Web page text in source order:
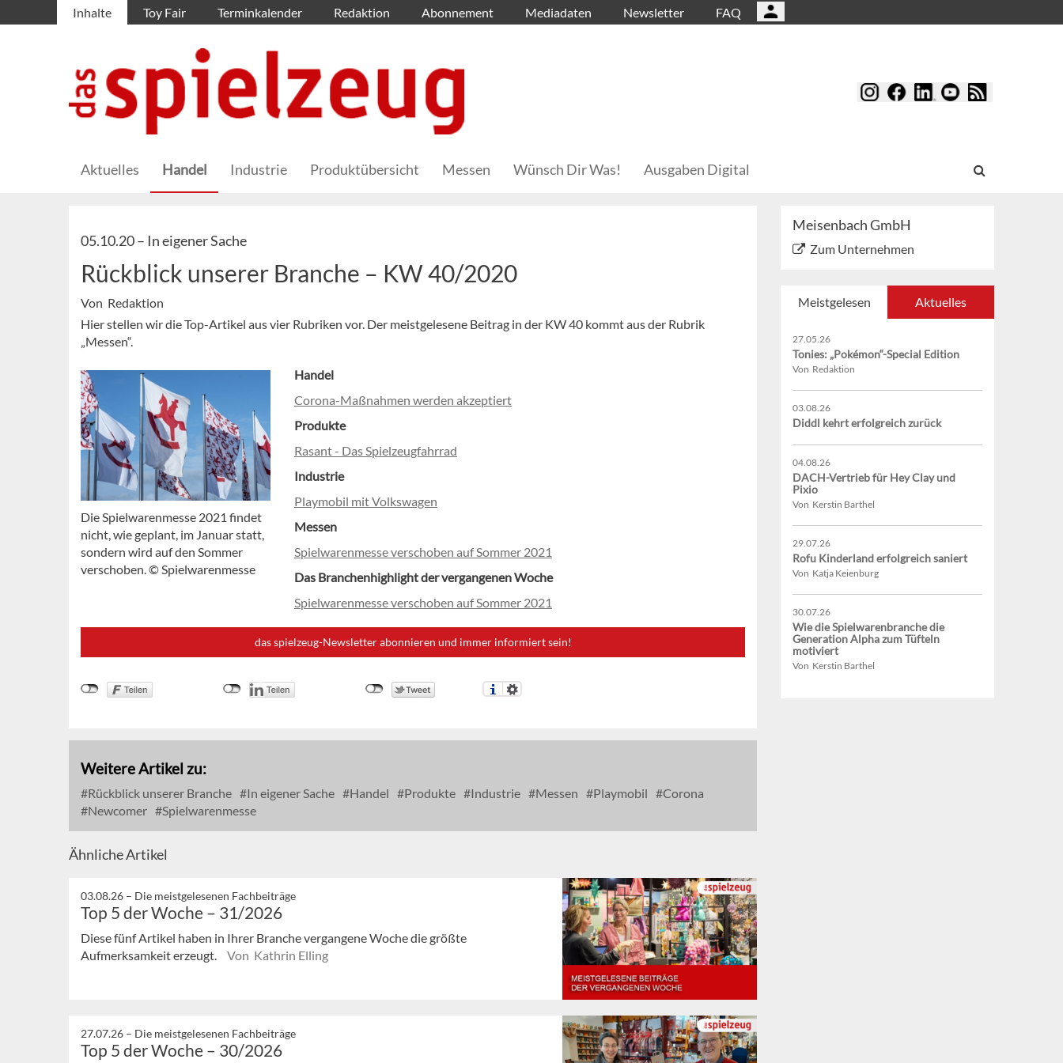
Inhalte Toy Fair Terminkalender Redaktion Abonnement Mediadaten Newsletter FAQ
Aktuelles Handel Industrie Produktübersicht Messen Wünsch Dir Was! Ausgaben Digital
05.10.20 – In eigener Sache
Rückblick unserer Branche – KW 40/2020
Von Redaktion
Hier stellen wir die Top-Artikel aus vier Rubriken vor. Der meistgelesene Beitrag in der KW 40 kommt aus der Rubrik
„Messen“.
Die Spielwarenmesse 2021 findet
nicht, wie geplant, im Januar statt,
sondern wird auf den Sommer
verschoben. © Spielwarenmesse
Handel
Corona-Maßnahmen werden akzeptiert
Produkte
Rasant - Das Spielzeugfahrrad
Industrie
Playmobil mit Volkswagen
Messen
Spielwarenmesse verschoben auf Sommer 2021
Das Branchenhighlight der vergangenen Woche
Spielwarenmesse verschoben auf Sommer 2021
das spielzeug-Newsletter abonnieren und immer informiert sein!
Weitere Artikel zu:
Rückblick unserer Branche In eigener Sache Handel Produkte Industrie Messen Playmobil
Corona
Newcomer
Spielwarenmesse
Ähnliche Artikel
03.08.26 – Die meistgelesenen Fachbeiträge
Top 5 der Woche – 31/2026
Diese fünf Artikel haben in Ihrer Branche vergangene Woche die größte
Aufmerksamkeit erzeugt.
Von Kathrin Elling
27.07.26 – Die meistgelesenen Fachbeiträge
Top 5 der Woche – 30/2026
Meisenbach GmbH
Zum Unternehmen
Meistgelesen Aktuelles
27.05.26
Tonies: „Pokémon“-Special Edition
Von Redaktion
03.08.26
Diddl kehrt erfolgreich zurück
04.08.26
DACH-Vertrieb für Hey Clay und
Pixio
Von Kerstin Barthel
29.07.26
Rofu Kinderland erfolgreich saniert
Von Katja Keienburg
30.07.26
Wie die Spielwarenbranche die
Generation Alpha zum Tüfteln
motiviert
Von Kerstin Barthel